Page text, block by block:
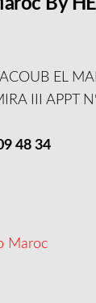
EL
III APPT
48 34
Maroc